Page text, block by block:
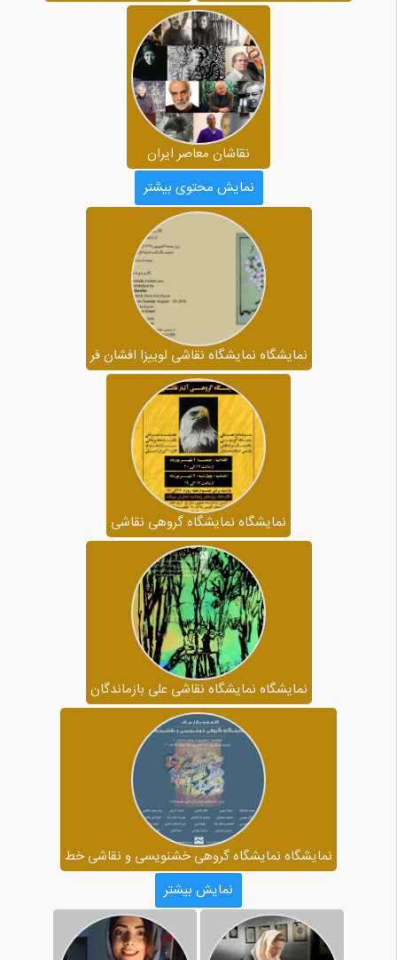
نقاشان معاصر ایران
نمایش محتوی بیشتر
نمایشگاه نمایشگاه نقاشی لوییزا افشان فر‍
نمایشگاه نمایشگاه گروهی نقاشی
نمایشگاه نمایشگاه نقاشی علی بازماندگان
نمایشگاه نمایشگاه گروهی خشنویسی و نقاشی خط
نمایش بیشتر